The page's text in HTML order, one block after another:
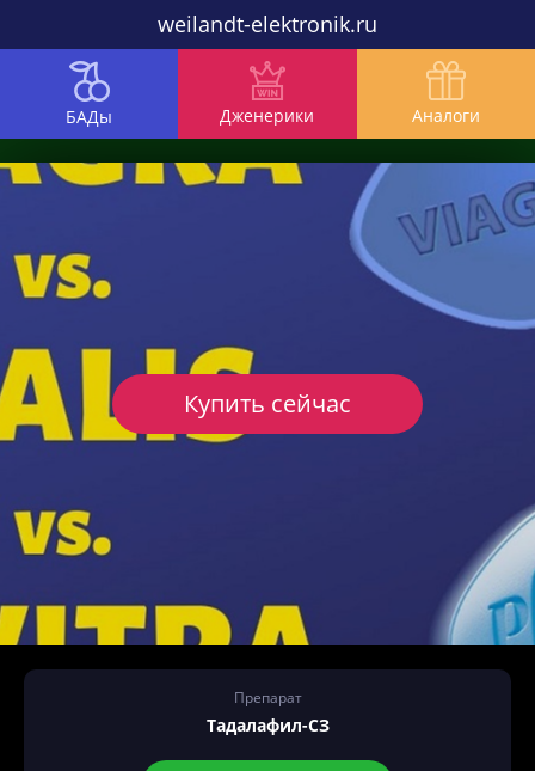
weilandt-elektronik.ru
БАДы Дженерики Аналоги
Препарат
Тадалафил-СЗ
Купить сейчас